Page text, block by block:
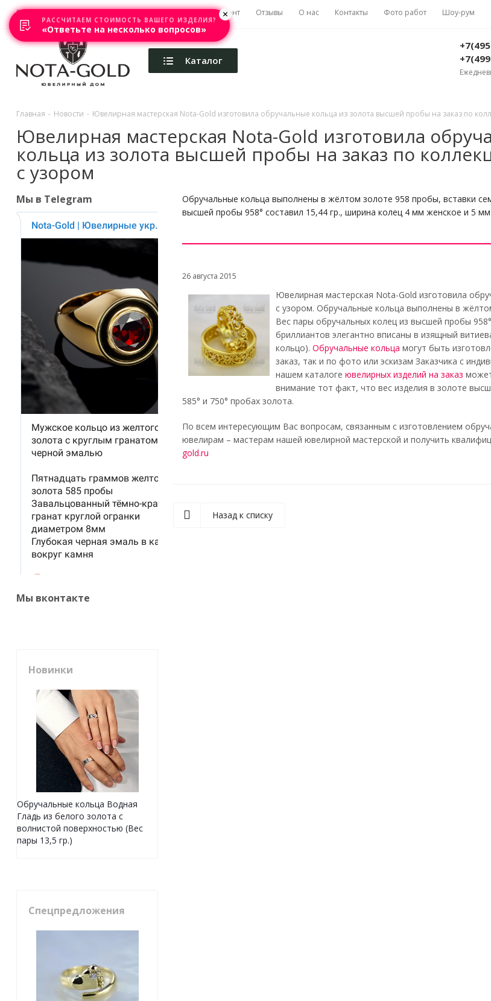
Главная Акции Каталоги Изготовление Ремонт Отзывы О нас Контакты Фото работ Шоу-рум
Каталог
Главная - Новости - Ювелирная мастерская Nota-Gold изготовила обручальные кольца из золота высшей пробы на заказ по
Ювелирная мастерская Nota-Gold изготовила
кольца из золота высшей пробы на заказ по
с узором
Обручальные кольца выполнены в жёлтом золоте 958 пробы, вставки
высшей пробы 958° составил 15,44 гр., ширина колец 4 мм женское и 5
26 августа 2015
Ювелирная мастерская Nota-Gold изготовила
с узором. Обручальные кольца выполнены в
Вес пары обручальных колец из высшей пробы
бриллиантов элегантно вписаны в изящный
кольцо). Обручальные кольца могут быть
заказ, так и по фото или эскизам Заказчика с
нашем каталоге ювелирных изделий на заказ
внимание тот факт, что вес изделия в золоте
585° и 750° пробах золота.
По всем интересующим Вас вопросам, связанным с изготовлением
ювелирам – мастерам нашей ювелирной мастерской и получить
gold.ru
Назад к списку
Мы в Telegram
Мы вконтакте
Новинки
Обручальные кольца Водная
Гладь из белого золота с
волнистой поверхностью (Вес
пары 13,5 гр.)
Спецпредложения
РАССЧИТАЕМ СТОИМОСТЬ ВАШЕГО ИЗДЕЛИЯ?
«Ответьте на несколько вопросов»